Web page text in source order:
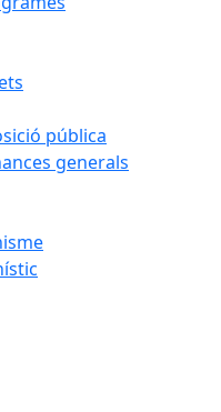
pública
generals